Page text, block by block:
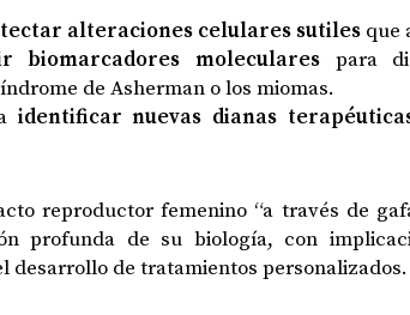
alteraciones celulares sutiles que
biomarcadores molecularespara
de Asherman o los miomas.
identificar nuevas dianas
reproductor femenino “a través de
profunda de su biología, con
desarrollo de tratamientos personalizados.